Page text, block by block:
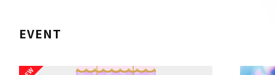
EVENT